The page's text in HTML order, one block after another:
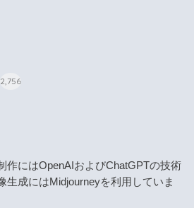
2,756
作にはOpenAIおよびChatGPTの技術
生成にはMidjourneyを利用していま